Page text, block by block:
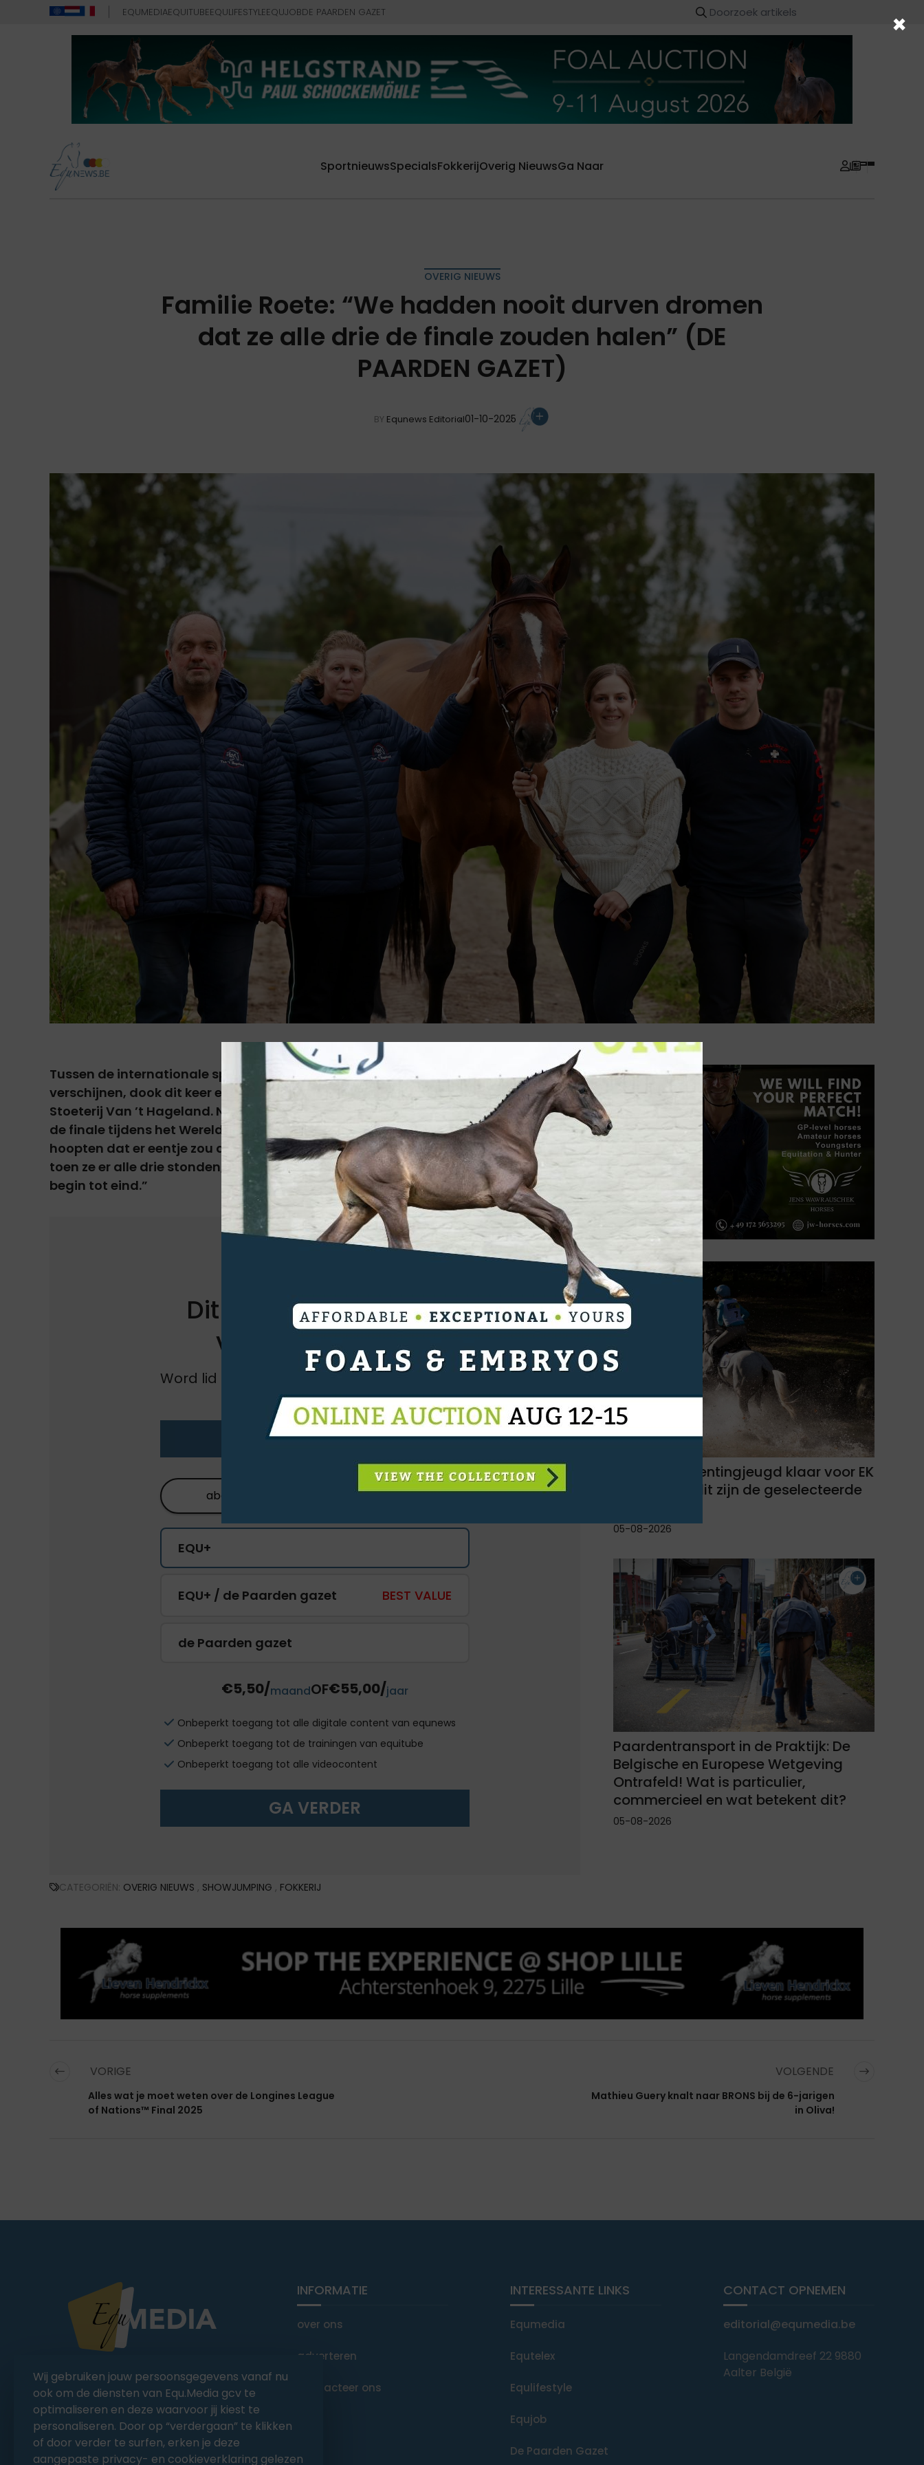
EQUMEDIAEQUITUBEEQULIFESTYLEEQUJOBDE PAARDEN GAZET
SportnieuwsSpecialsFokkerijOverig NieuwsGa Naar
OVERIG NIEUWS
Familie Roete: “We hadden nooit durven dromen
dat ze alle drie de finale zouden halen” (DE
PAARDEN GAZET)
BY Equnews Editorial01-10-2025
Tussen de internationale springpaarden die elk jaar in Lanaken aan de start
verschijnen, dook dit keer een Belgische familienaam op die velen verraste:
Stoeterij Van ’t Hageland. Niet één, maar drie van hun gefokte paarden behaalden
de finale tijdens het Wereldkampioenschap voor zevenjarige springpaarden. “We
hoopten dat er eentje zou doorgaan,” vertelt Christophe met een glimlach. “Maar
toen ze er alle drie stonden, konden we het amper geloven. Dat was kippenvel van
begin tot eind.”
Dit artikel is exclusief
voor onze leden
Word lid en krijg ongelimiteerde toegang tot
al onze artikels.
LOGIN
abonneren koop
EQU+
EQU+ / de Paarden gazet BEST VALUE
de Paarden gazet
€5,50/maandOF€55,00/jaar
Onbeperkt toegang tot alle digitale content van equnews
Onbeperkt toegang tot de trainingen van equitube
Onbeperkt toegang tot alle videocontent
GA VERDER
Belgische eventingjeugd klaar voor EK
in Segersjö: dit zijn de geselecteerde
05-08-2026
Paardentransport in de Praktijk: De
Belgische en Europese Wetgeving
Ontrafeld! Wat is particulier,
commercieel en wat betekent dit?
05-08-2026
CATEGORIËN: OVERIG NIEUWS , SHOWJUMPING , FOKKERIJ
VORIGE
Alles wat je moet weten over de Longines League
of Nations™ Final 2025
VOLGENDE
Mathieu Guery knalt naar BRONS bij de 6-jarigen
in Oliva!
You Ride it We Write it,
Equestrian news
INFORMATIE
over ons
adverteren
Contacteer ons
INTERESSANTE LINKS
Equmedia
Equtelex
Equlifestyle
Equjob
De Paarden Gazet
CONTACT OPNEMEN
editorial@equmedia.be
Langendamdreef 22 9880
Aalter België
×
Wij gebruiken jouw persoonsgegevens vanaf nu
ook om de diensten van Equ.Media gcv te
optimaliseren en deze waarvoor jij kiest te
personaliseren. Door op “verdergaan” te klikken
of door verder te surfen, erken je deze
aangepaste privacy- en cookieverklaring gelezen